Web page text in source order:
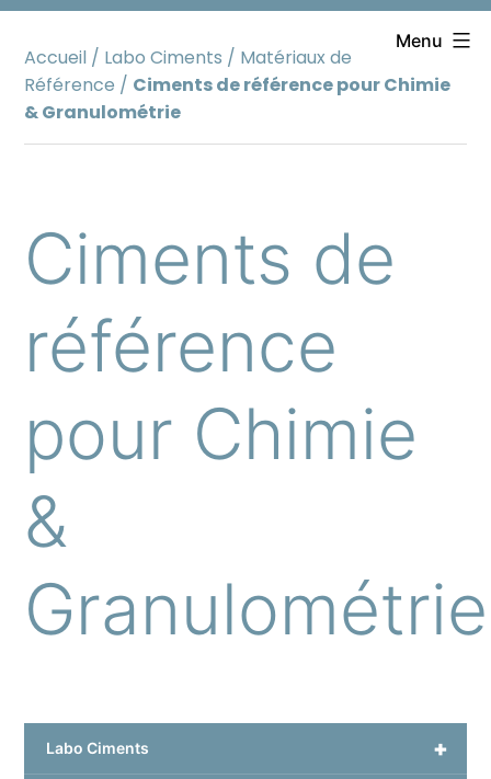
Aller
contenu
Menu
Accueil / Labo Ciments / Matériaux de
Référence / Ciments de référence pour Chimie
& Granulométrie
Ciments de
référence
pour Chimie
&
Granulométrie
+
Labo Ciments